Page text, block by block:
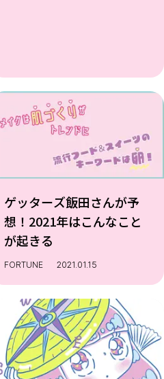
ゲッターズ飯田さんが予
想！2021年はこんなこと
が起きる
FORTUNE 2021.01.15